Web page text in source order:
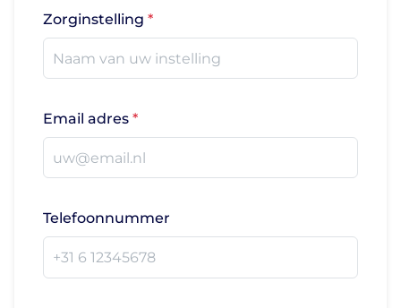
Zorginstelling
Email adres
Telefoonnummer